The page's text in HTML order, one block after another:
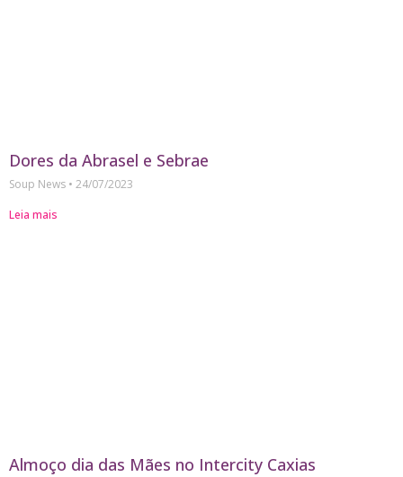
Dores da Abrasel e Sebrae
Soup News
24/07/2023
Leia mais
Almoço dia das Mães no Intercity Caxias